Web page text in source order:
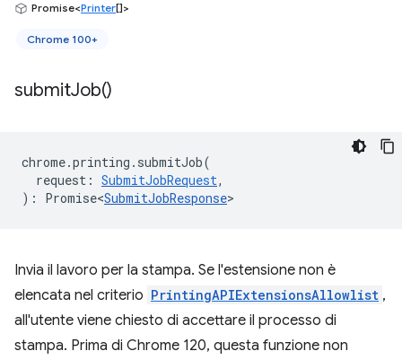
Promise<Printer[]>
Chrome 100+
submitJob()
chrome.printing . submitJob(
request : SubmitJobRequest,
) : Promise<SubmitJobResponse>
Invia il lavoro per la stampa. Se l'estensione non è
elencata nel criterio PrintingAPIExtensionsAllowlist ,
all'utente viene chiesto di accettare il processo di
stampa. Prima di Chrome 120, questa funzione non